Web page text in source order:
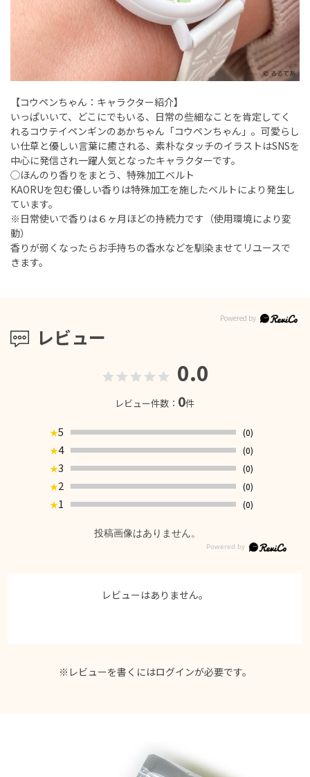
【コウペンちゃん：キャラクター紹介】
いっぱいいて、どこにでもいる、日常の些細なことを肯定してく
れるコウテイペンギンのあかちゃん「コウペンちゃん」。可愛らし
い仕草と優しい言葉に癒される、素朴なタッチのイラストはSNSを
中心に発信され一躍人気となったキャラクターです。
◯ほんのり香りをまとう、特殊加工ベルト
KAORUを包む優しい香りは特殊加工を施したベルトにより発生し
ています。
※日常使いで香りは６ヶ月ほどの持続力です（使用環境により変
動）
香りが弱くなったらお手持ちの香水などを馴染ませてリユースで
きます。
レビュー
0.0
レビュー件数： 0件
★5
(0)
★4
(0)
★3
(0)
★2
(0)
★1 (0)
投稿画像はありません。
レビューはありません。
※レビューを書くにはログインが必要です。